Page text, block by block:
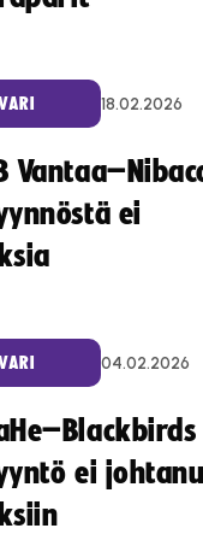
18.02.2026
ei
04.02.2026
ei